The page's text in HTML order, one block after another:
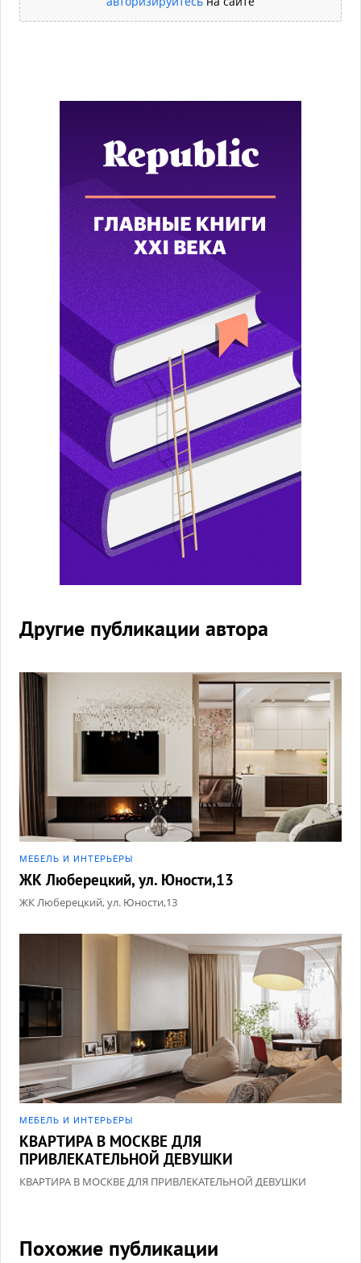
Другие публикации автора
МЕБЕЛЬ И ИНТЕРЬЕРЫ
ЖК Люберецкий, ул. Юности,13
ЖК Люберецкий, ул. Юности,13
МЕБЕЛЬ И ИНТЕРЬЕРЫ
КВАРТИРА В МОСКВЕ ДЛЯ
ПРИВЛЕКАТЕЛЬНОЙ ДЕВУШКИ
КВАРТИРА В МОСКВЕ ДЛЯ ПРИВЛЕКАТЕЛЬНОЙ ДЕВУШКИ
Похожие публикации